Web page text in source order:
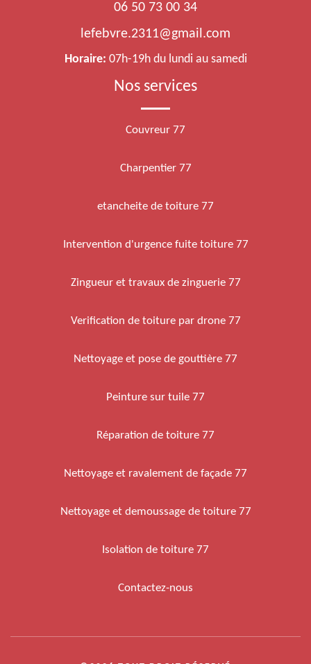
06 50 73 00 34
lefebvre.2311@gmail.com
Horaire: 07h-19h du lundi au samedi
Nos services
Couvreur 77
Charpentier 77
etancheite de toiture 77
Intervention d'urgence fuite toiture 77
Zingueur et travaux de zinguerie 77
Verification de toiture par drone 77
Nettoyage et pose de gouttière 77
Peinture sur tuile 77
Réparation de toiture 77
Nettoyage et ravalement de façade 77
Nettoyage et demoussage de toiture 77
Isolation de toiture 77
Contactez-nous